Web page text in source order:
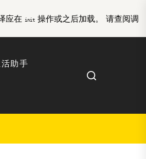
应在 init 操作或之后加载。 请查阅调
助手
Search